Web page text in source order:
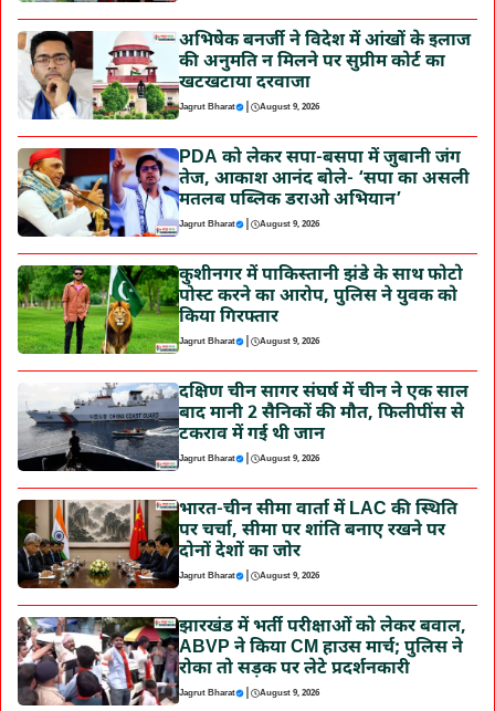
अभिषेक बनर्जी ने विदेश में आंखों के इलाज
की अनुमति न मिलने पर सुप्रीम कोर्ट का
खटखटाया दरवाजा
Jagrut Bharat | August 9, 2026
PDA को लेकर सपा-बसपा में जुबानी जंग
तेज, आकाश आनंद बोले- ‘सपा का असली
मतलब पब्लिक डराओ अभियान’
Jagrut Bharat | August 9, 2026
कुशीनगर में पाकिस्तानी झंडे के साथ फोटो
पोस्ट करने का आरोप, पुलिस ने युवक को
किया गिरफ्तार
Jagrut Bharat | August 9, 2026
दक्षिण चीन सागर संघर्ष में चीन ने एक साल
बाद मानी 2 सैनिकों की मौत, फिलीपींस से
टकराव में गई थी जान
Jagrut Bharat | August 9, 2026
भारत-चीन सीमा वार्ता में LAC की स्थिति
पर चर्चा, सीमा पर शांति बनाए रखने पर
दोनों देशों का जोर
Jagrut Bharat | August 9, 2026
झारखंड में भर्ती परीक्षाओं को लेकर बवाल,
ABVP ने किया CM हाउस मार्च; पुलिस ने
रोका तो सड़क पर लेटे प्रदर्शनकारी
Jagrut Bharat | August 9, 2026